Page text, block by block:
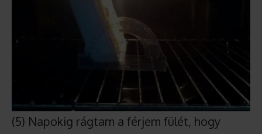
(5) Napokig rágtam a férjem fülét, hogy